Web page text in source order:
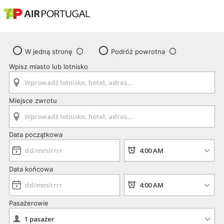
W jedną stronę
Podróż powrotna
Wpisz miasto lub lotnisko
Miejsce zwrotu
Data początkowa
Data końcowa
Pasażerowie